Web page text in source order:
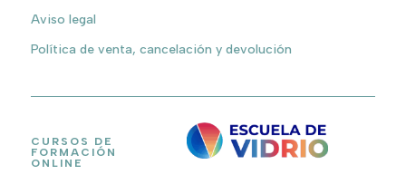
Aviso legal
Política de venta, cancelación y devolución
CURSOS DE
FORMACIÓN
ONLINE